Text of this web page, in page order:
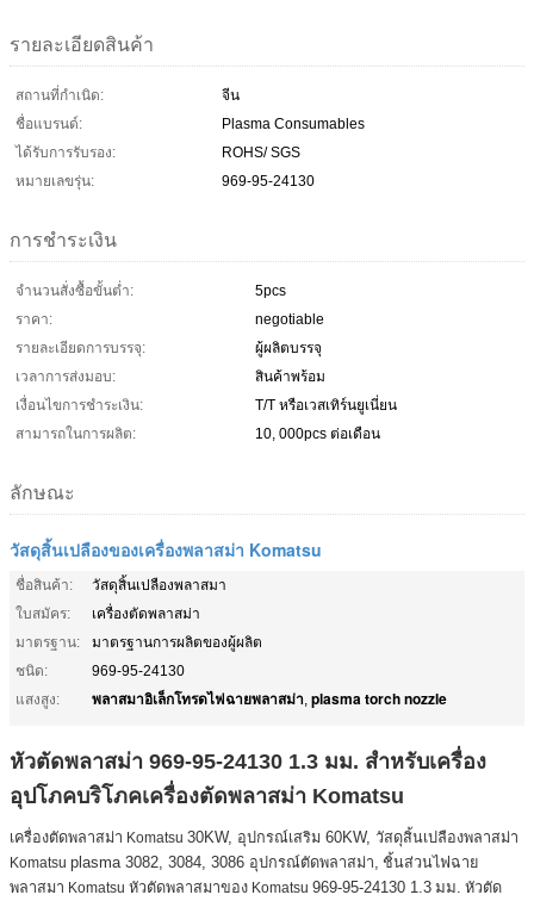
รายละเอียดสินค้า
สถานที่กำเนิด:
จีน
ชื่อแบรนด์:
Plasma Consumables
ได้รับการรับรอง:
ROHS/ SGS
หมายเลขรุ่น:
969-95-24130
การชำระเงิน
จำนวนสั่งซื้อขั้นต่ำ:
5pcs
ราคา:
negotiable
รายละเอียดการบรรจุ:
ผู้ผลิตบรรจุ
เวลาการส่งมอบ:
สินค้าพร้อม
เงื่อนไขการชำระเงิน:
T/T หรือเวสเทิร์นยูเนี่ยน
สามารถในการผลิต:
10, 000pcs ต่อเดือน
ลักษณะ
วัสดุสิ้นเปลืองของเครื่องพลาสม่า Komatsu
ชื่อสินค้า:
วัสดุสิ้นเปลืองพลาสมา
ใบสมัคร:
เครื่องตัดพลาสม่า
มาตรฐาน:
มาตรฐานการผลิตของผู้ผลิต
ชนิด:
969-95-24130
แสงสูง:
พลาสมาอิเล็กโทรดไฟฉายพลาสม่า, plasma torch nozzle
หัวตัดพลาสม่า 969-95-24130 1.3 มม. สำหรับเครื่อง
อุปโภคบริโภคเครื่องตัดพลาสม่า Komatsu
เครื่องตัดพลาสม่า Komatsu 30KW, อุปกรณ์เสริม 60KW, วัสดุสิ้นเปลืองพลาสม่า
Komatsu plasma 3082, 3084, 3086 อุปกรณ์ตัดพลาสม่า, ชิ้นส่วนไฟฉาย
พลาสมา Komatsu หัวตัดพลาสมาของ Komatsu 969-95-24130 1.3 มม. หัวตัด